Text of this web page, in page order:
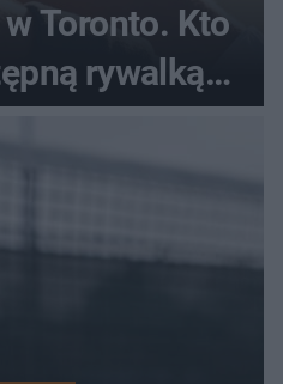
Toronto. Kto
rywalką